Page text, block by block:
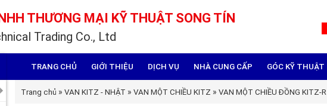
THƯƠNG MẠI KỸ THUẬT SONG TÍN
Trading Co., Ltd
TRANG CHỦ GIỚI THIỆU DỊCH VỤ NHÀ CUNG CẤP GÓC KỸ THUẬT
Trang chủ » VAN KITZ - NHẬT » VAN MỘT CHIỀU KITZ » VAN MỘT CHIỀU ĐỒNG KITZ-R